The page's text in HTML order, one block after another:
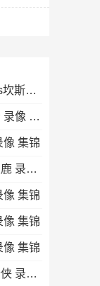
2月15日NBL(A)半决赛 悉尼国王vs坎斯大班 录像 集锦
2月15日NBA常规赛 奇才vs开拓者 录像 集锦
像 集锦
2月15日NBA常规赛 凯尔特人vs雄鹿 录像 集锦
像 集锦
像 集锦
像 集锦
2月14日NBA常规赛 森林狼vs独行侠 录像 集锦